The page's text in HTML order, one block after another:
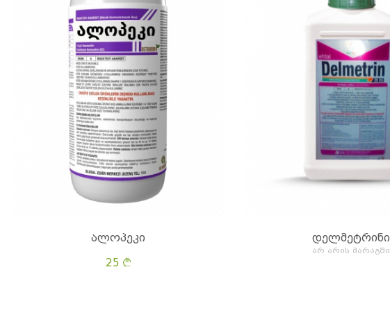
ალოპეკი
25
არ არის მარაგში
დელმეტრინი